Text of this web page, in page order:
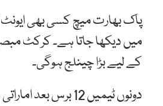
پاک بھارت میچ کسی بھی
میں دیکھا جاتا ہے۔ کرکٹ
کے لیے بڑا چینلج ہوگی۔